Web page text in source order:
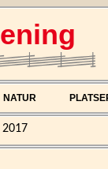
NATUR